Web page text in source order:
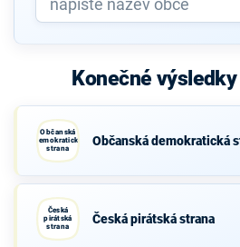
Konečné
Občanská
demokratická
strana
Občanská demokratická
Česká
pirátská
strana
Česká pirátská strana